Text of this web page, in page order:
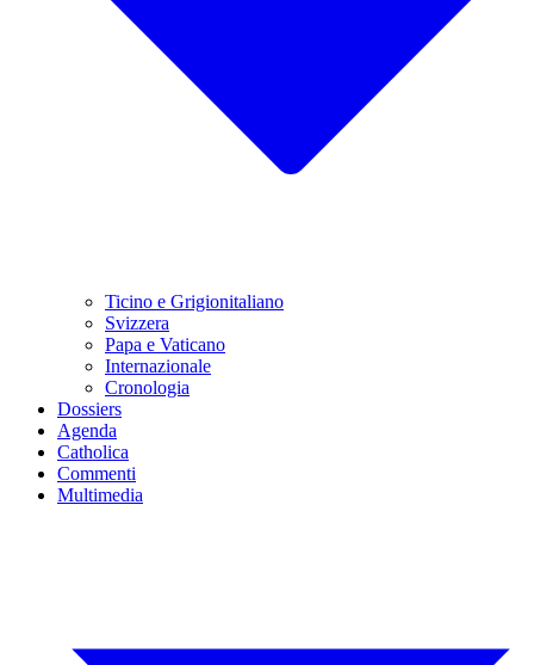
Ticino e Grigionitaliano
Svizzera
Papa e Vaticano
Internazionale
Cronologia
Dossiers
Agenda
Catholica
Commenti
Multimedia